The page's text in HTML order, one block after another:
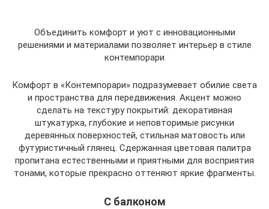
Объединить комфорт и уют с инновационными
решениями и материалами позволяет интерьер в стиле
контемпорари
Комфорт в «Контемпорари» подразумевает обилие света
и пространства для передвижения. Акцент можно
сделать на текстуру покрытий: декоративная
штукатурка, глубокие и неповторимые рисунки
деревянных поверхностей, стильная матовость или
футуристичный глянец. Сдержанная цветовая палитра
пропитана естественными и приятными для восприятия
тонами, которые прекрасно оттеняют яркие фрагменты.
С балконом